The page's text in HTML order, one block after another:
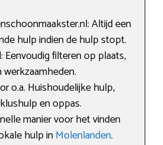
Altijd een
hulp indien de hulp stopt.
Eenvoudig filteren op plaats,
o.a. Huishoudelijke hulp,
en oppas.
manier voor het vinden
hulp inMolenlanden.